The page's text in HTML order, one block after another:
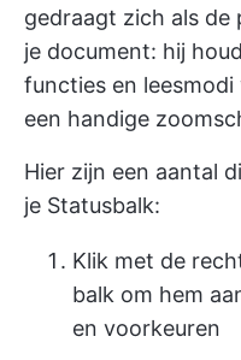
gedraagt zich als de
je document: hij
functies en
een handige
Hier zijn een aantal
je Statusbalk:
Klik met de
balk om hem
en voorkeuren